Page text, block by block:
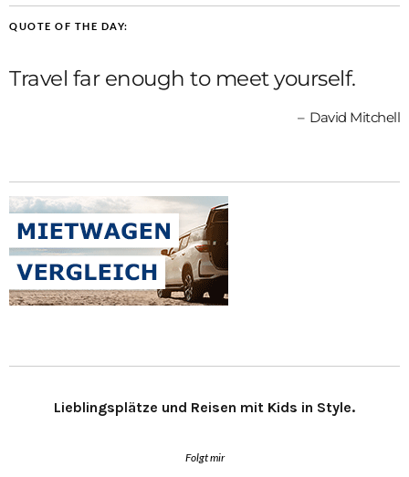
QUOTE OF THE DAY:
Travel far enough to meet yourself.
David Mitchell
Lieblingsplätze und Reisen mit Kids in Style.
Folgt mir